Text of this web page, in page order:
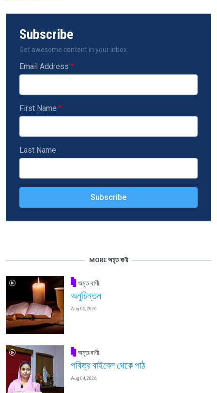
Subscribe
Get awesome content in your inbox.
Email Address
First Name
Last Name
MORE অমৃত বাণী
অমৃত বাণী
অনুচিন্তন
Aug 05, 2026
অমৃত বাণী
পবিত্র বাইবেল থেকে পাঠ
Aug 04, 2026